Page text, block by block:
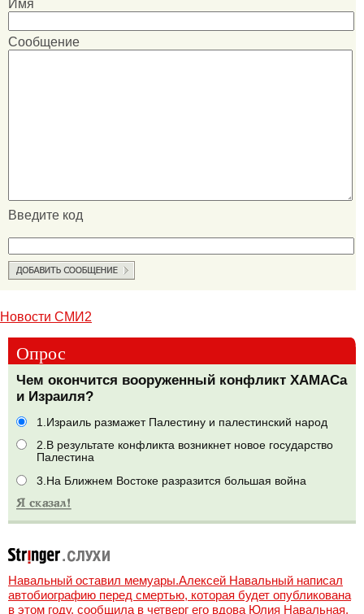
Имя
Сообщение
Введите код
Новости СМИ2
Опрос
Чем окончится вооруженный конфликт ХАМАСа
и Израиля?
1.Израиль размажет Палестину и палестинский народ
2.В результате конфликта возникнет новое государство
Палестина
3.На Ближнем Востоке разразится большая война
Навальный оставил мемуары.Алексей Навальный написал
автобиографию перед смертью, которая будет опубликована
в этом году, сообщила в четверг его вдова Юлия Навальная,